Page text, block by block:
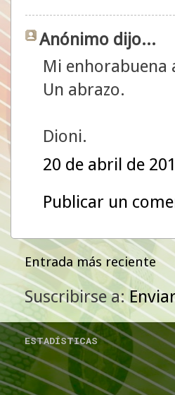
Anónimo dijo...
Mi enhorabuena
Un abrazo.
Dioni.
20 de abril de
Publicar un
Entrada más reciente
Suscribirse a:
ESTADÍSTICAS